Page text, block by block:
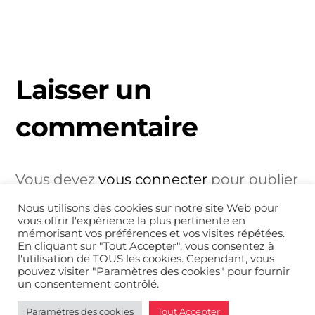
Laisser un
commentaire
Vous devezvous connecter pour publier
un commentaire.
Back
Politique de confidentialité © REDSOYU
Nous utilisons des cookies sur notre site Web pour
vous offrir l'expérience la plus pertinente en
mémorisant vos préférences et vos visites répétées.
En cliquant sur "Tout Accepter", vous consentez à
l'utilisation de TOUS les cookies. Cependant, vous
pouvez visiter "Paramètres des cookies" pour fournir
un consentement contrôlé.
Paramètres des cookies Tout Accepter